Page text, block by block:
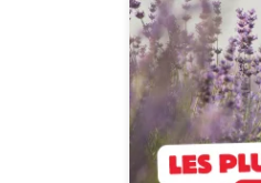
Les plus belles
Provence en